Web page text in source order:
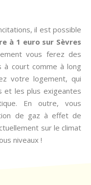
il est possible
à 1 euro sur Sèvres
vous ferez des
à court comme à long
votre logement, qui
et les plus exigeantes
En outre, vous
de gaz à effet de
sur le climat
niveaux !